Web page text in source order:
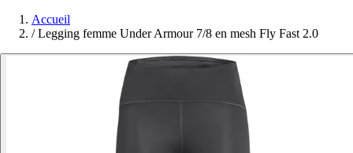
Accueil
/ Legging femme Under Armour 7/8 en mesh Fly Fast 2.0